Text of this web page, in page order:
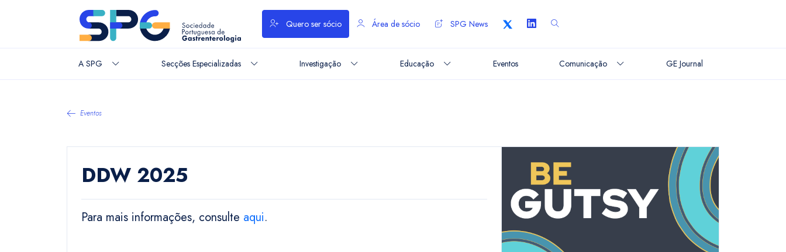
Quero ser sócio Área de sócio SPG News
A SPG Secções Especializadas Investigação Educação Eventos Comunicação GE Journal
Eventos
DDW 2025
Para mais informações, consulte aqui.